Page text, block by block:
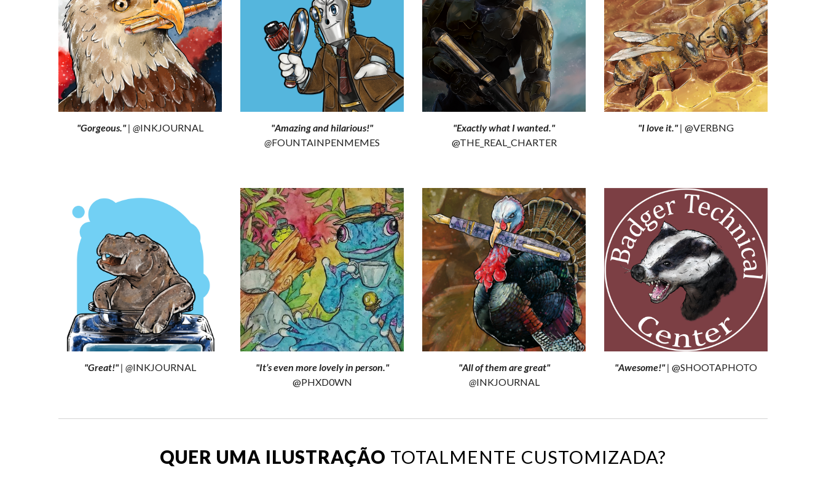
"Gorgeous."| @INKJOURNAL "Amazing and hilarious!"
@FOUNTAINPENMEMES
"Exactly what I wanted."
@THE_REAL_CHARTER
"I love it."| @VERBNG
"Great!"| @INKJOURNAL "It’s even more lovely in person."
@PHXD0WN
"All of them are great"
@INKJOURNAL
"Awesome!"| @SHOOTAPHOTO
QUER UMA ILUSTRAÇÃO TOTALMENTE CUSTOMIZADA?